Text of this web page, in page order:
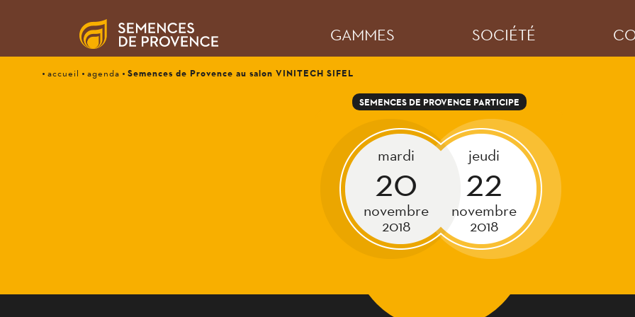
accueil agenda Semences de Provence au salon VINITECH SIFEL
SEMENCES DE PROVENCE PARTICIPE
mardi
20
novembre
2018
jeudi
22
novembre
2018
SEMENCES DE PROVENCE AU SALON
GAMMES SOCIÉTÉ